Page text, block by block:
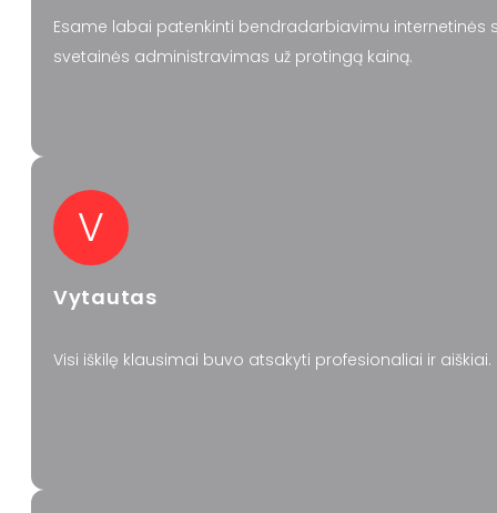
Esame labai patenkinti bendradarbiavimu internetinės
svetainės administravimas už protingą kainą.
V
Vytautas
Visi iškilę klausimai buvo atsakyti profesionaliai ir